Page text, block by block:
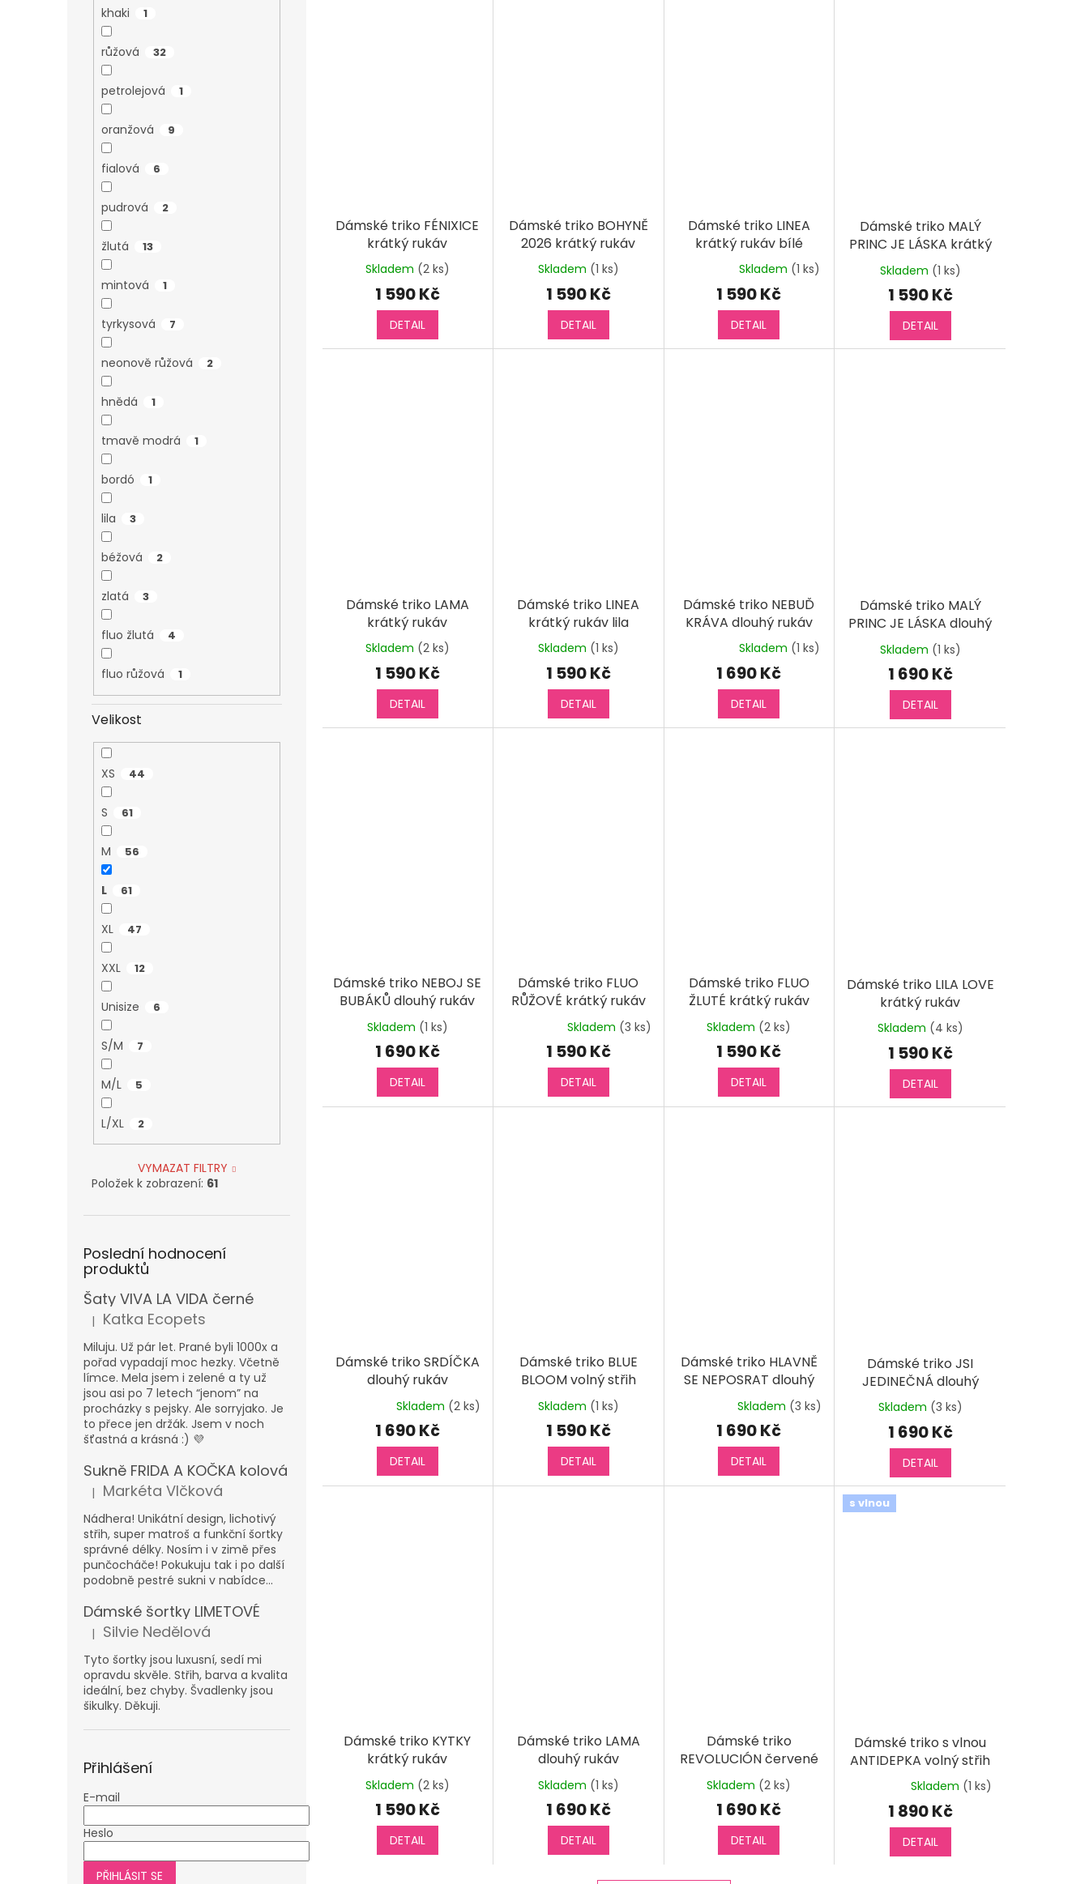
khaki 1
růžová 32
petrolejová 1
oranžová 9
fialová 6
pudrová 2
žlutá 13
mintová 1
tyrkysová 7
neonově růžová 2
hnědá 1
tmavě modrá 1
bordó 1
lila 3
béžová 2
zlatá 3
fluo žlutá 4
fluo růžová 1
Velikost
XS 44
S 61
M 56
L 61
XL 47
XXL 12
Unisize 6
S/M 7
M/L 5
L/XL 2
VYMAZAT FILTRY
Položek k zobrazení: 61
Poslední hodnocení
produktů
Šaty VIVA LA VIDA černé
Hodnocení produktu je 5 z 5 hvězdiček.
| Katka Ecopets
Miluju. Už pár let. Prané byli 1000x a
pořad vypadají moc hezky. Včetně
límce. Mela jsem i zelené a ty už
jsou asi po 7 letech “jenom” na
procházky s pejsky. Ale sorryjako. Je
to přece jen držák. Jsem v noch
šťastná a krásná :) 💜
Sukně FRIDA A KOČKA kolová
Hodnocení produktu je 5 z 5 hvězdiček.
| Markéta Vlčková
Nádhera! Unikátní design, lichotivý
střih, super matroš a funkční šortky
správné délky. Nosím i v zimě přes
punčocháče! Pokukuju tak i po další
podobně pestré sukni v nabídce...
Dámské šortky LIMETOVÉ
Hodnocení produktu je 5 z 5 hvězdiček.
| Silvie Nedělová
Tyto šortky jsou luxusní, sedí mi
opravdu skvěle. Střih, barva a kvalita
ideální, bez chyby. Švadlenky jsou
šikulky. Děkuji.
Přihlášení
E-mail
Heslo
PŘIHLÁSIT SE
Dámské triko FÉNIXICE
krátký rukáv
Skladem (2 ks)
1 590 Kč
DETAIL
Dámské triko BOHYNĚ
2026 krátký rukáv
Skladem (1 ks)
1 590 Kč
DETAIL
Dámské triko LINEA
krátký rukáv bílé
Průměrné
hodnocení
produktu
z
Skladem (1 ks)
1 590 Kč
DETAIL
Dámské triko MALÝ
PRINC JE LÁSKA krátký
rukáv
Skladem (1 ks)
1 590 Kč
DETAIL
Dámské triko LAMA
krátký rukáv
Skladem (2 ks)
1 590 Kč
DETAIL
Dámské triko LINEA
krátký rukáv lila
Skladem (1 ks)
1 590 Kč
DETAIL
Dámské triko NEBUĎ
KRÁVA dlouhý rukáv
Průměrné
hodnocení
produktu
z
Skladem (1 ks)
1 690 Kč
DETAIL
Dámské triko MALÝ
PRINC JE LÁSKA dlouhý
rukáv
Skladem (1 ks)
1 690 Kč
DETAIL
Dámské triko NEBOJ SE
BUBÁKŮ dlouhý rukáv
Skladem (1 ks)
1 690 Kč
DETAIL
Dámské triko FLUO
RŮŽOVÉ krátký rukáv
Průměrné
hodnocení
produktu
z
Skladem (3 ks)
1 590 Kč
DETAIL
Dámské triko FLUO
ŽLUTÉ krátký rukáv
Skladem (2 ks)
1 590 Kč
DETAIL
Dámské triko LILA LOVE
krátký rukáv
Skladem (4 ks)
1 590 Kč
DETAIL
Dámské triko SRDÍČKA
dlouhý rukáv
Průměrné
hodnocení
produktu
z
Skladem (2 ks)
1 690 Kč
DETAIL
Dámské triko BLUE
BLOOM volný střih
krátký rukáv
Skladem (1 ks)
1 590 Kč
DETAIL
Dámské triko HLAVNĚ
SE NEPOSRAT dlouhý
rukáv
Průměrné
hodnocení
produktu
z
Skladem (3 ks)
1 690 Kč
DETAIL
Dámské triko JSI
JEDINEČNÁ dlouhý
rukáv
Skladem (3 ks)
1 690 Kč
DETAIL
Dámské triko KYTKY
krátký rukáv
Skladem (2 ks)
1 590 Kč
DETAIL
Dámské triko LAMA
dlouhý rukáv
Skladem (1 ks)
1 690 Kč
DETAIL
Dámské triko
REVOLUCIÓN červené
dlouhý rukáv
Skladem (2 ks)
1 690 Kč
DETAIL
s vlnou
Dámské triko s vlnou
ANTIDEPKA volný střih
dlouhý rukáv
Průměrné
hodnocení
produktu
Skladem (1 ks)
1 890 Kč
DETAIL